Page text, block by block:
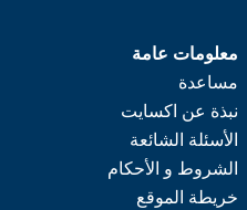
معلومات عامة
مساعدة
نبذة عن اكسايت
الأسئلة الشائعة
الشروط و الأحكام
خريطة الموقع